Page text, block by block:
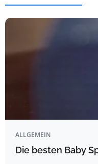
ALLGEMEIN
Die besten Baby